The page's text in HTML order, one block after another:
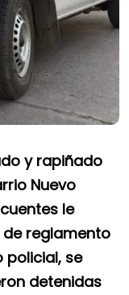
y rapiñado
Nuevo
le
reglamento
policial, se
detenidas